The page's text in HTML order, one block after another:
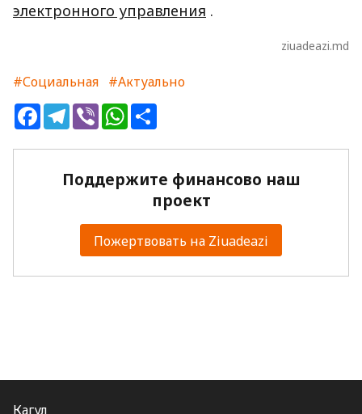
электронного управления .
ziuadeazi.md
#Социальная #Актуально
FacebookTelegram
ViberWhatsApp
Поддержите финансово наш
проект
Пожертвовать на Ziuadeazi
Кагул